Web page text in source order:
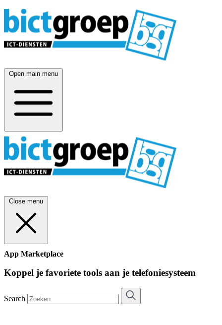
Open main menu
Close menu
App Marketplace
Koppel je favoriete tools aan je telefoniesysteem
Search